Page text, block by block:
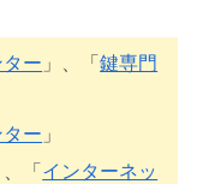
ー 」、「鍵専門
ー 」
、「インターネッ